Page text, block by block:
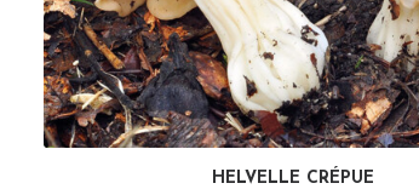
HELVELLE CRÉPUE